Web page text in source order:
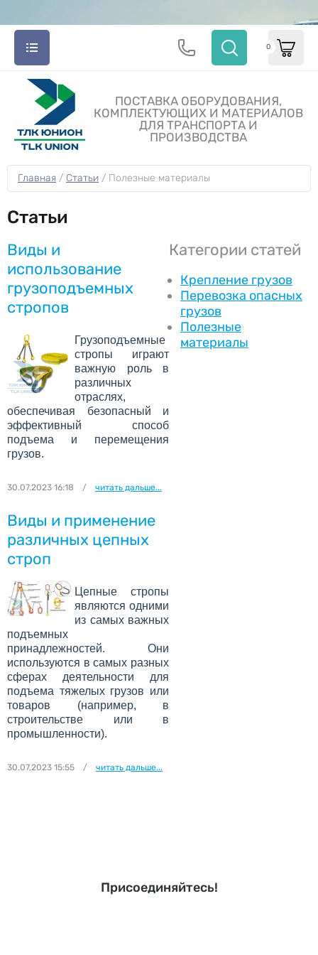
ПОСТАВКА ОБОРУДОВАНИЯ,
КОМПЛЕКТУЮЩИХ И МАТЕРИАЛОВ
ДЛЯ ТРАНСПОРТА И
ПРОИЗВОДСТВА
0
Главная / Статьи / Полезные материалы
Статьи
Виды и
использование
грузоподъемных
стропов
Грузоподъемные
стропы играют
важную роль в
различных
отраслях,
обеспечивая безопасный и
эффективный способ
подъема и перемещения
грузов.
30.07.2023 16:18 / читать дальше...
Виды и применение
различных цепных
строп
Цепные стропы
являются одними
из самых важных
подъемных
принадлежностей. Они
используются в самых разных
сферах деятельности для
подъема тяжелых грузов или
товаров (например, в
строительстве или в
промышленности).
30.07.2023 15:55 / читать дальше...
Категории статей
Крепление грузов
Перевозка опасных
грузов
Полезные
материалы
Присоединяйтесь!